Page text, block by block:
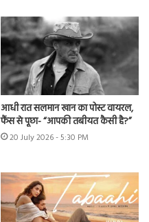
आधी रात सलमान खान का पोस्ट वायरल,
फैंस से पूछा- “आपकी तबीयत कैसी है?”
20 July 2026 - 5:30 PM